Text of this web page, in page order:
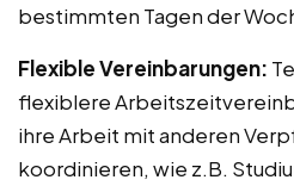
bestimmten Tagen der
Flexible Vereinbarungen:
flexiblere
ihre Arbeit mit anderen
koordinieren, wie z.B.